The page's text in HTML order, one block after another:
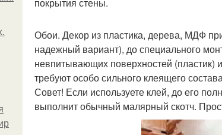
Обои. Декор из пластика, дерева, МДФ
надежный вариант), до специального
невпитывающих поверхностей (пластик)
требуют особо сильного клеящего
Совет! Если используете клей, до его
выполнит обычный малярный скотч.